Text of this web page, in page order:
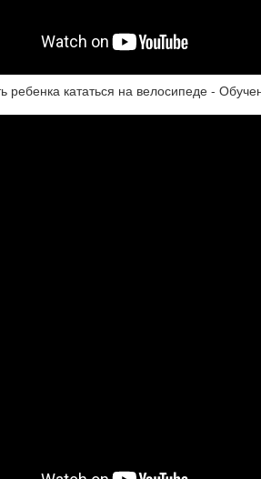
ребенка кататься на велосипеде -